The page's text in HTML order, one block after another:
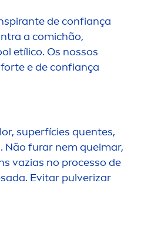
de confiança
a comichão,
etílico. Os nossos
e de confiança
superfícies quentes,
Não furar nem queimar,
vazias no processo de
Evitar pulverizar